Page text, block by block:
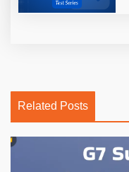
Related Posts